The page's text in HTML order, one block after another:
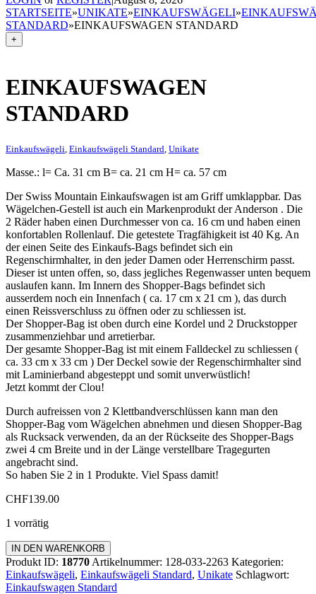
STARTSEITE»UNIKATE»EINKAUFSWÄGELI»
STANDARD»EINKAUFSWAGEN STANDARD
+
EINKAUFSWAGEN
STANDARD
Einkaufswägeli Einkaufswägeli Standard Unikate
Masse.: l= Ca. 31 cm B= ca. 21 cm H= ca. 57 cm
Der Swiss Mountain Einkaufswagen ist am Griff umklappbar. Das
Wägelchen-Gestell ist auch ein Markenprodukt der Anderson . Die
2 Räder haben einen Durchmesser von ca. 16 cm und haben einen
konfortablen Rollenlauf. Die getestete Tragfähigkeit ist 40 Kg. An
der einen Seite des Einkaufs-Bags befindet sich ein
Regenschirmhalter, in den jeder Damen oder Herrenschirm passt.
Dieser ist unten offen, so, dass jegliches Regenwasser unten bequem
auslaufen kann. Im Innern des Shopper-Bags befindet sich
ausserdem noch ein Innenfach ( ca. 17 cm x 21 cm ), das durch
einen Reissverschluss zu öffnen oder zu schliessen ist.
Der Shopper-Bag ist oben durch eine Kordel und 2 Druckstopper
zusammenziehbar und arretierbar.
Der gesamte Shopper-Bag ist mit einem Falldeckel zu schliessen (
ca. 33 cm x 33 cm ) Der Deckel sowie der Regenschirmhalter sind
mit Laminierband abgesteppt und somit unverwüstlich!
Jetzt kommt der Clou!
Durch aufreissen von 2 Klettbandverschlüssen kann man den
Shopper-Bag vom Wägelchen abnehmen und diesen Shopper-Bag
als Rucksack verwenden, da an der Rückseite des Shopper-Bags
zwei 4 cm Breite und in der Länge verstellbare Tragegurten
angebracht sind.
So haben Sie 2 in 1 Produkte. Viel Spass damit!
CHF139.00
1 vorrätig
Einkaufswagen
Standard
Menge
IN DEN WARENKORB
Produkt ID: 18770 Artikelnummer: 128-033-2263 Kategorien:
Einkaufswägeli, Einkaufswägeli Standard, Unikate Schlagwort:
Einkaufswagen Standard